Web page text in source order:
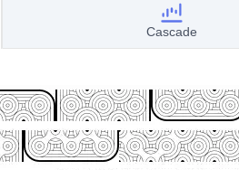
Cascade